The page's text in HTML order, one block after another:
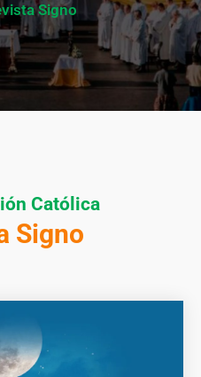
Signo
Católica
Signo